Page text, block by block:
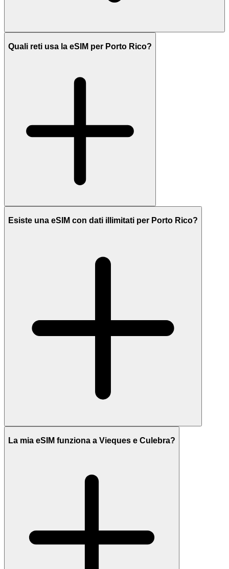
Quali reti usa la eSIM per Porto Rico?
Esiste una eSIM con dati illimitati per Porto Rico?
La mia eSIM funziona a Vieques e Culebra?